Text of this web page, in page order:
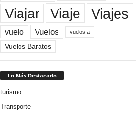
Viajar Viaje Viajes
vuelo Vuelos vuelos a
Vuelos Baratos
Lo Más Destacado
turismo
Transporte